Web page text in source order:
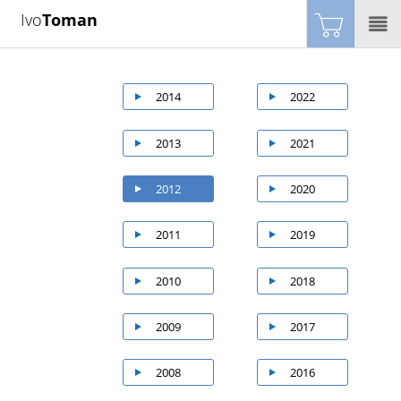
IvoToman
2022
2021
2020
2019
2018
2017
2016
2014
2013
2012
2011
2010
2009
2008